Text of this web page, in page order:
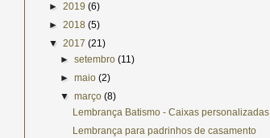
► 2019 (6)
► 2018 (5)
▼ 2017 (21)
►setembro(11)
►maio(2)
▼março(8)
Lembrança Batismo - Caixas personalizadas
Lembrança para padrinhos de casamento